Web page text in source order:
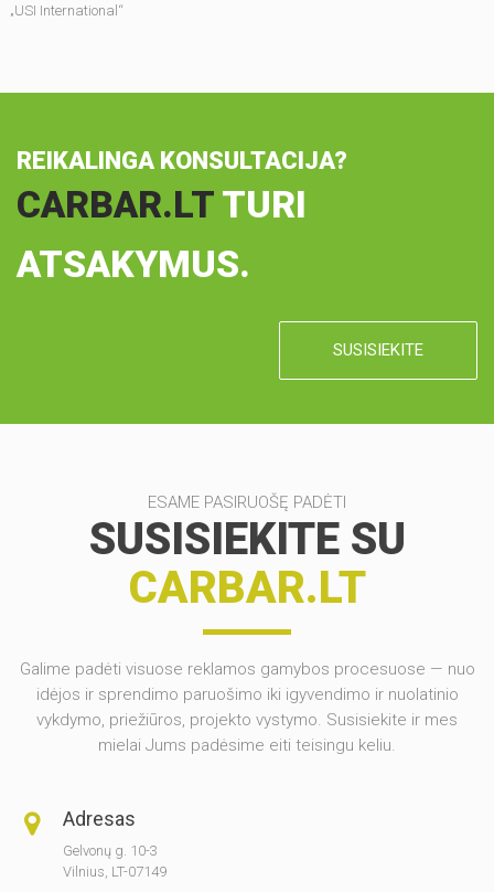
„USI International“
REIKALINGA KONSULTACIJA?
CARBAR.LT TURI
ATSAKYMUS.
SUSISIEKITE
ESAME PASIRUOŠĘ PADĖTI
SUSISIEKITE SU
CARBAR.LT
Galime padėti visuose reklamos gamybos procesuose — nuo
idėjos ir sprendimo paruošimo iki igyvendimo ir nuolatinio
vykdymo, priežiūros, projekto vystymo. Susisiekite ir mes
mielai Jums padėsime eiti teisingu keliu.
Adresas
Gelvonų g. 10-3
Vilnius, LT-07149